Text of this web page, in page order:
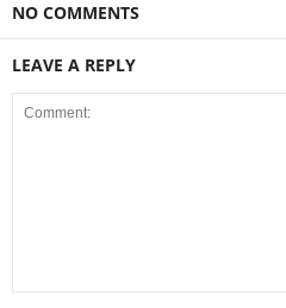
NO COMMENTS
LEAVE A REPLY